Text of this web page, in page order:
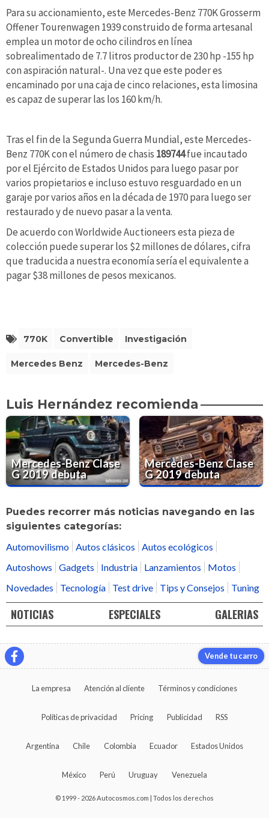
Para su accionamiento, este Mercedes-Benz 770K Grosserm
Offener Tourenwagen 1939 construido de forma artesanal
emplea un motor de ocho cilindros en línea
sobrealimentado de 7.7 litros productor de 230 hp -155 hp
con aspiración natural-. Una vez que este poder es
encaminado por una caja de cinco relaciones, esta limosina
es capaz de superar las los 160 km/h.
Tras el fin de la Segunda Guerra Mundial, este Mercedes-
Benz 770K con el número de chasis 189744fue incautado
por el Ejército de Estados Unidos para luego pasar por
varios propietarios e incluso estuvo resguardado en un
garaje por varios años en la década de 1970 para luego ser
restaurado y de nuevo pasar a la venta.
De acuerdo con Worldwide Auctioneers esta pieza de
colección puede superar los $2 millones de dólares, cifra
que traducida a nuestra economía sería el equivalente a
pagar $38 millones de pesos mexicanos.
770K Convertible Investigación
Mercedes Benz Mercedes-Benz
Luis Hernández recomienda
Mercedes-Benz Clase
G 2019 debuta
Mercedes-Benz Clase
G 2019 debuta
Puedes recorrer más noticias navegando en las
siguientes categorías:
Automovilismo
Autos clásicos
Autos ecológicos
Autoshows
Gadgets Industria Lanzamientos
Motos
Novedades
Tecnología Test drive Tips y Consejos Tuning
NOTICIAS ESPECIALES GALERIAS
Vende tu carro
La empresa Atención al cliente Términos y condiciones
Políticas de privacidad Pricing Publicidad RSS
Argentina Chile Colombia Ecuador Estados Unidos
México Perú Uruguay Venezuela
© 1999 - 2026 Autocosmos.com | Todos los derechos